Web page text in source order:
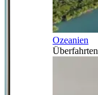
Ozeanien
Überfahrten